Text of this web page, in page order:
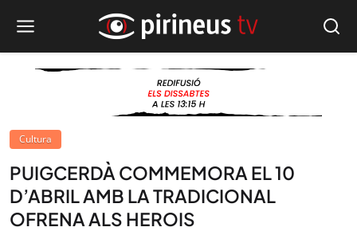
Cultura
PUIGCERDÀ COMMEMORA EL 10
D’ABRIL AMB LA TRADICIONAL
OFRENA ALS HEROIS